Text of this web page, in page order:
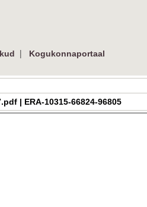
|
Kogukonnaportaal
| ERA-10315-66824-96805